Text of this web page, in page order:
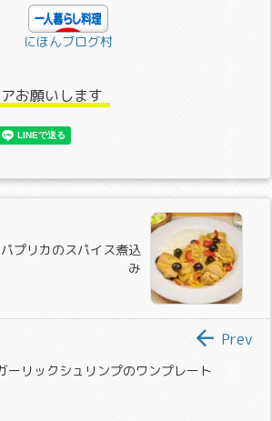
にほんブログ村
お願いします
プリカのスパイス煮込
み
ーリックシュリンプのワンプレート
 Prev